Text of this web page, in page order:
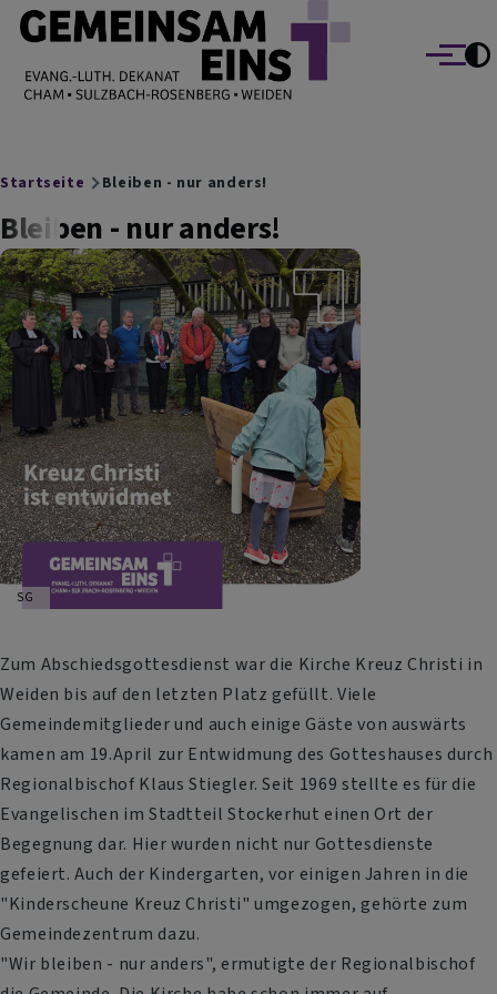
Direkt zum Inhalt
EVANG.-LUTH. DEKANAT GEMEINSAM EINS
Cham Sulzbach-Rosenberg Weiden
Menü
Breadcrumb
Startseite Bleiben - nur anders!
Bleiben - nur anders!
SG
Zum Abschiedsgottesdienst war die Kirche Kreuz Christi in
Weiden bis auf den letzten Platz gefüllt. Viele
Gemeindemitglieder und auch einige Gäste von auswärts
kamen am 19.April zur Entwidmung des Gotteshauses durch
Regionalbischof Klaus Stiegler. Seit 1969 stellte es für die
Evangelischen im Stadtteil Stockerhut einen Ort der
Begegnung dar. Hier wurden nicht nur Gottesdienste
gefeiert. Auch der Kindergarten, vor einigen Jahren in die
"Kinderscheune Kreuz Christi" umgezogen, gehörte zum
Gemeindezentrum dazu.
"Wir bleiben - nur anders", ermutigte der Regionalbischof